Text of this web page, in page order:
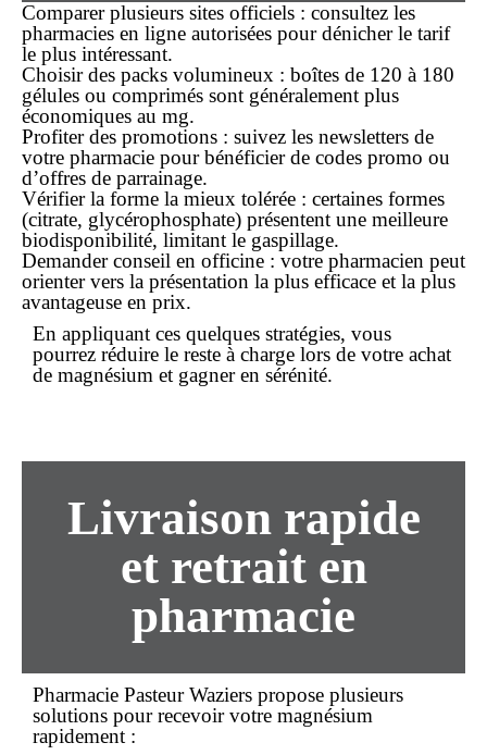
Comparer plusieurs sites officiels : consultez les
pharmacies en ligne autorisées pour dénicher le tarif
le plus intéressant.
Choisir des packs volumineux : boîtes de 120 à 180
gélules ou comprimés sont généralement plus
économiques au mg.
Profiter des promotions : suivez les newsletters de
votre pharmacie pour bénéficier de codes promo ou
d’offres de parrainage.
Vérifier la forme la mieux tolérée : certaines formes
(citrate, glycérophosphate) présentent une meilleure
biodisponibilité, limitant le gaspillage.
Demander conseil en officine : votre pharmacien peut
orienter vers la présentation la plus efficace et la plus
avantageuse en prix.
En appliquant ces quelques stratégies, vous
pourrez réduire le reste à charge lors de votre achat
de magnésium et gagner en sérénité.
Livraison rapide
et retrait en
pharmacie
Pharmacie Pasteur Waziers propose plusieurs
solutions pour recevoir votre magnésium
rapidement :